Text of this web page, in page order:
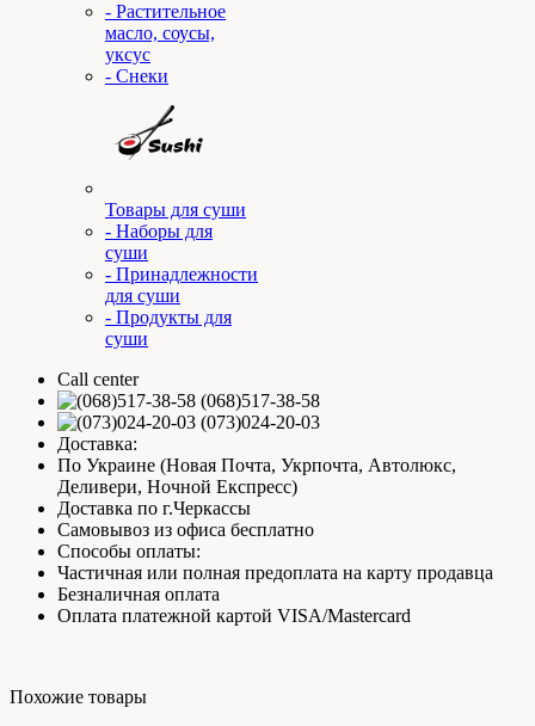
- Растительное
масло, соусы,
уксус
- Снеки
Товары для суши
- Наборы для
суши
- Принадлежности
для суши
- Продукты для
суши
Call center
(068)517-38-58
(073)024-20-03
Доставка:
По Украине (Новая Почта, Укрпочта, Автолюкс,
Деливери, Ночной Експресс)
Доставка по г.Черкассы
Самовывоз из офиса бесплатно
Способы оплаты:
Частичная или полная предоплата на карту продавца
Безналичная оплата
Оплата платежной картой VISA/Mastercard
Похожие товары